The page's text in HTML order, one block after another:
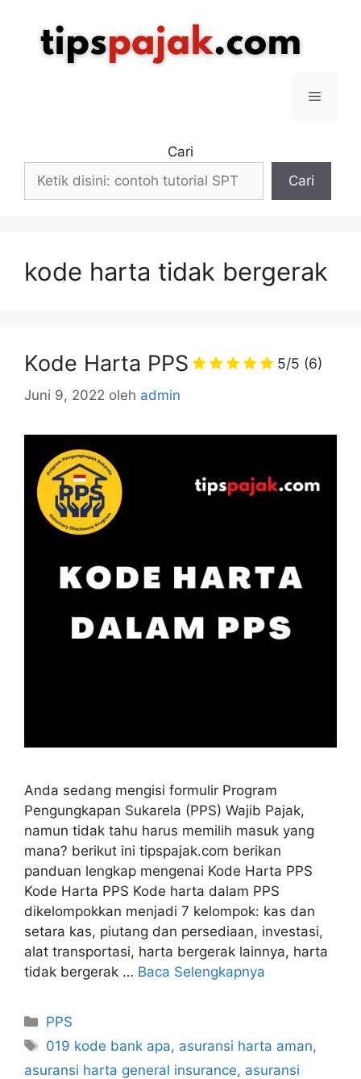
Menu
Cari
Cari
kode harta tidak bergerak
Kode Harta PPS 5/5 (6)
Juni 9, 2022 oleh admin
Anda sedang mengisi formulir Program
Pengungkapan Sukarela (PPS) Wajib Pajak,
namun tidak tahu harus memilih masuk yang
mana? berikut ini tipspajak.com berikan
panduan lengkap mengenai Kode Harta PPS
Kode Harta PPS Kode harta dalam PPS
dikelompokkan menjadi 7 kelompok: kas dan
setara kas, piutang dan persediaan, investasi,
alat transportasi, harta bergerak lainnya, harta
tidak bergerak … Baca Selengkapnya
Kategori
PPS
Tag
019 kode bank apa, asuransi harta aman,
asuransi harta general insurance, asuransi